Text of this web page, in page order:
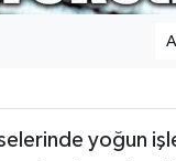
A
yoğun